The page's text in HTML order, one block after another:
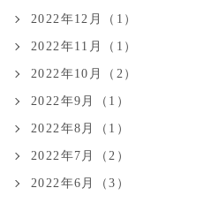
2022年12月（1）
2022年11月（1）
2022年10月（2）
2022年9月（1）
2022年8月（1）
2022年7月（2）
2022年6月（3）